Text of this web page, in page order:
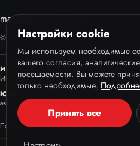
manager@event86.ru
© EVENT86, 2013–2026
ИП Сухов Дмитрий Андреевич
ИНН 860232236221ОГРНИП
Юридический адрес:
автономный округ - Югра, г. Сургут, ул. 50 лет
Политика конфиденциальности
Настройки cookie
Мы используем необходимые
вашего согласия,
посещаемости. Вы можете
только необходимые.
Принять все